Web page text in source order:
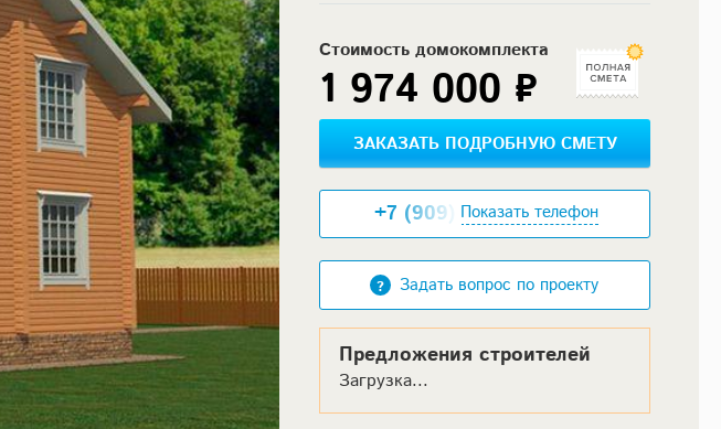
Стоимость домокомплекта
1 974 000 ₽
ЗАКАЗАТЬ ПОДРОБНУЮ СМЕТУ
+7 (909) XXX-XX-XX
Показать телефон
Задать вопрос по проекту
Предложения строителей
Загрузка...